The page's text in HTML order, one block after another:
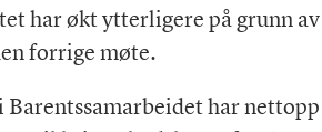
har økt ytterligere på grunn
forrige møte.
har